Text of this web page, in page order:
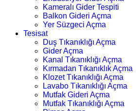
Kameralı Gider Tespiti
Balkon Gideri Açma
Yer Süzgeci Açma
Tesisat
Duş Tıkanıklığı Açma
Gider Açma
Kanal Tıkanıklığı Açma
Kırmadan Tıkanıklık Açma
Klozet Tıkanıklığı Açma
Lavabo Tıkanıklığı Açma
Mutfak Gideri Açma
Mutfak Tıkanıklığı Açma